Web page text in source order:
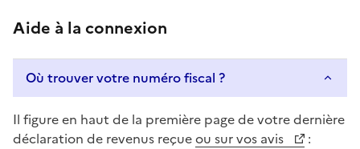
Aide à la connexion
Où trouver votre numéro fiscal ?
Il figure en haut de la première page de votre dernière
déclaration de revenus reçueou sur vos avis :